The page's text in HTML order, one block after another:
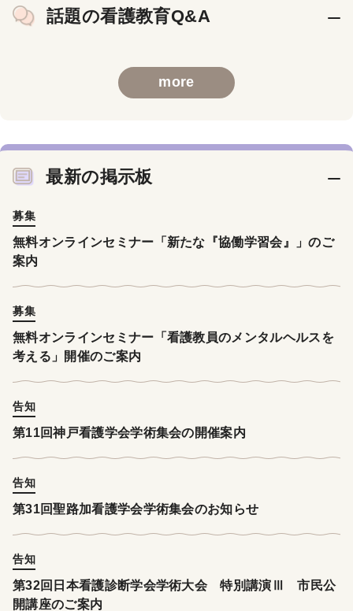
話題の看護教育Q&A
more
最新の掲示板
募集
無料オンラインセミナー「新たな『協働学習会』」のご
案内
募集
無料オンラインセミナー「看護教員のメンタルヘルスを
考える」開催のご案内
告知
第11回神戸看護学会学術集会の開催案内
告知
第31回聖路加看護学会学術集会のお知らせ
告知
第32回日本看護診断学会学術大会 特別講演Ⅲ 市民公
開講座のご案内